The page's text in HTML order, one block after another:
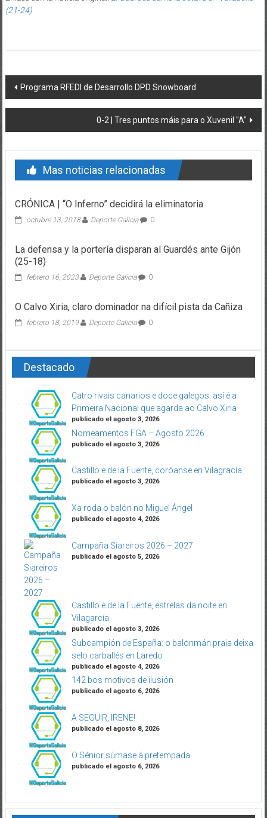
(21-24)
Post navigation
Programa RFEDI de Desarrollo DPD Snowboard
0-2 | Tres puntos máis para o Xuvenil "A"
Mas noticias relacionadas
CRÓNICA | “O Inferno” decidirá la eliminatoria
octubre 13, 2018 Deporte Galicia 0
La defensa y la portería disparan al Guardés ante Gijón
(25-18)
febrero 16, 2023 Deporte Galicia 0
O Calvo Xiria, claro dominador na difícil pista da Cañiza
febrero 18, 2019 Deporte Galicia 0
Destacado
Catro rivais canarios e doce galegos: así é a
Primeira Nacional que agarda ao Calvo Xiria
publicado el agosto 3, 2026
Nomeamentos FGA – Agosto 2026
publicado el agosto 3, 2026
Castillo e de la Fuente, coróanse en Vilagracía
publicado el agosto 3, 2026
Xa roda o balón no Miguel Ángel
publicado el agosto 4, 2026
Campaña Siareiros 2026 – 2027
publicado el agosto 5, 2026
Castillo e de la Fuente, estrelas da noite en
Vilagarcía
publicado el agosto 3, 2026
Subcampión de España: o balonmán praia deixa
selo carballés en Laredo
publicado el agosto 4, 2026
142 bos motivos de ilusión
publicado el agosto 6, 2026
A SEGUIR, IRENE!
publicado el agosto 8, 2026
O Sénior súmase á pretempada
publicado el agosto 6, 2026